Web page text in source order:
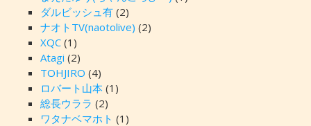
ダルビッシュ有(2)
ナオトTV(naotolive) (2)
XQC(1)
Atagi (2)
TOHJIRO (4)
ロバート山本(1)
総長ウララ (2)
ワタナベマホト (1)